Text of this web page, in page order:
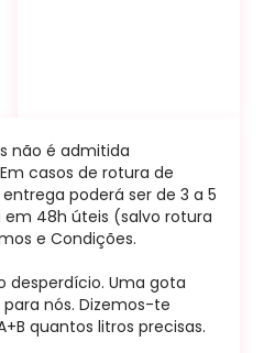
não é admitida
casos de rotura de
poderá ser de 3 a 5
em 48h úteis (salvo rotura
e Condições.
desperdício. Uma gota
nós. Dizemos-te
quantos litros precisas.